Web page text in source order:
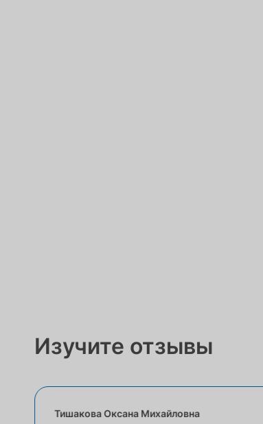
Изучите отзывы
Тишакова Оксана Михайловна